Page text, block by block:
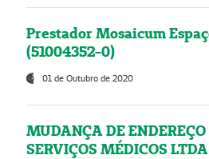
Prestador Mosaicum
(51004352-0)
01 de Outubro de 2020
MUDANÇA DE
SERVIÇOS MÉDICOS